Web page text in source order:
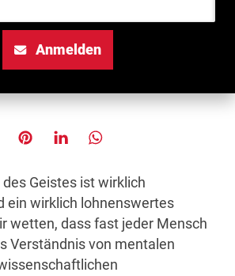
Anmelden
Geistes ist wirklich
ein wirklich lohnenswertes
wetten, dass fast jeder Mensch
Verständnis von mentalen